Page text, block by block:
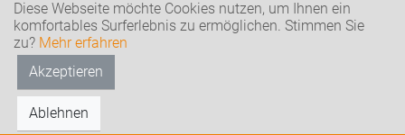
Diese Webseite möchte Cookies nutzen, um Ihnen ein
komfortables Surferlebnis zu ermöglichen. Stimmen Sie
zu? Mehr erfahren
Akzeptieren
Ablehnen